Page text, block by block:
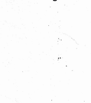
जरुरी सूचना ।